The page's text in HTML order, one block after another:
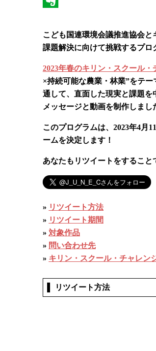
こども国連環境会議推進協会
課題解決に向けて挑戦するプロ
2023年春のキリン・スクール・
×持続可能な農業・林業”をテ
通して、直面した現実と課題
メッセージと動画を制作しまし
このプログラムは、2023年4月
ームを決定します！
あなたもリツイートをするこ
» リツイート方法
» リツイート期間
» 対象作品
» 問い合わせ先
» キリン・スクール・チャレン
リツイート方法